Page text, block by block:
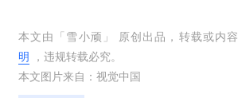
本文由「 雪小顽 」 原创出品，转载或内
明 ，违规转载必究。
本文图片来自： 视觉中国